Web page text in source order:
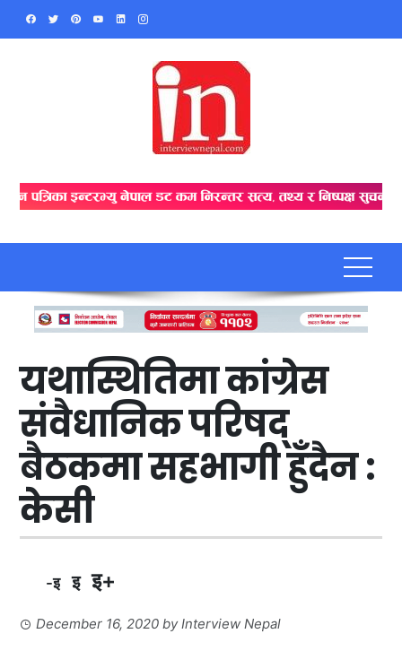
Skip
यथास्थितिमा कांग्रेस
संवैधानिक परिषद्
बैठकमा सहभागी हुँदैन :
केसी
-इ इ इ+
December 16, 2020 byInterview Nepal